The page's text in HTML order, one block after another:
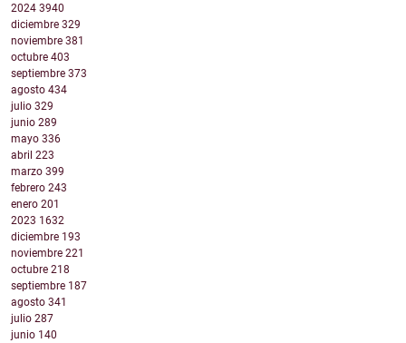
2024 3940
diciembre 329
noviembre 381
octubre 403
septiembre 373
agosto 434
julio 329
junio 289
mayo 336
abril 223
marzo 399
febrero 243
enero 201
2023 1632
diciembre 193
noviembre 221
octubre 218
septiembre 187
agosto 341
julio 287
junio 140